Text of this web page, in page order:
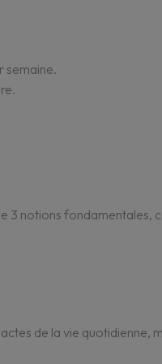
semaine.
3 notions fonda­men­tales,
de la vie quoti­dienne,